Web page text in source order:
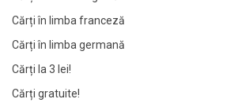
Al. Philippide
Al. Philippide
Cărți în limba franceză
Cărți în limba germană
Cărți la 3 lei!
Cărți gratuite!